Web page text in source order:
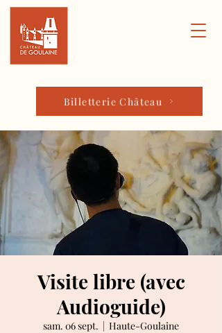
Billetterie Château
Visite libre (avec
Audioguide)
sam. 06 sept.
  |
Haute-Goulaine